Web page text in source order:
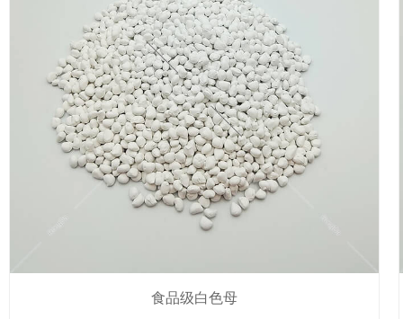
食品级白色母